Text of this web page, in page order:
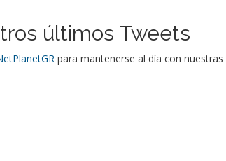
últimos Tweets
para mantenerse al día con